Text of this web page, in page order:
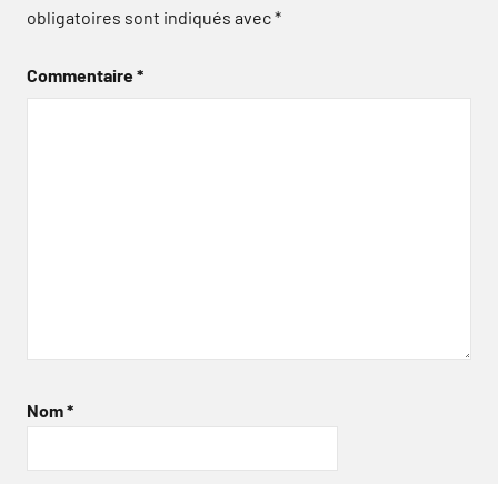
obligatoires sont indiqués avec*
Commentaire*
Nom*